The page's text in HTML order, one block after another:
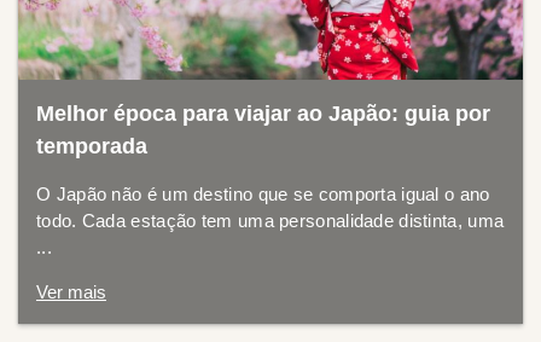
Melhor época para viajar ao Japão: guia por
temporada
O Japão não é um destino que se comporta igual o ano
todo. Cada estação tem uma personalidade distinta, uma
...
Ver mais